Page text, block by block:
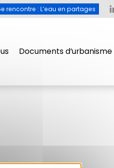
Documents d’urbanisme
rencontre : L’eau en partages